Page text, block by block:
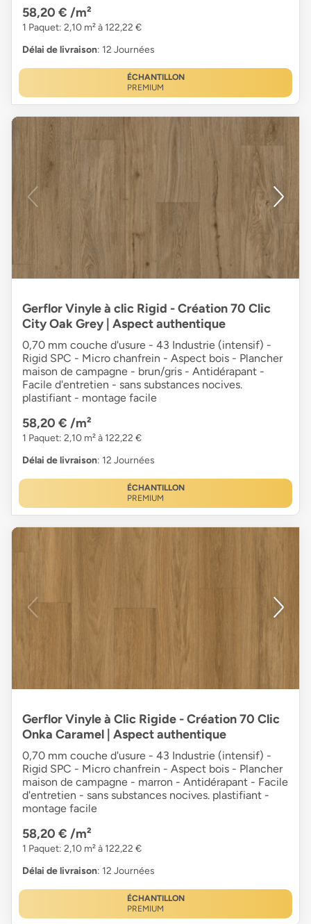
58,20 € /m²
1 Paquet: 2,10 m² à 122,22 €
Délai de livraison: 12 Journées
ÉCHANTILLON
PREMIUM
Gerflor Vinyle à clic Rigid - Création 70 Clic
City Oak Grey | Aspect authentique
0,70 mm couche d'usure - 43 Industrie (intensif) -
Rigid SPC - Micro chanfrein - Aspect bois - Plancher
maison de campagne - brun/gris - Antidérapant -
Facile d'entretien - sans substances nocives.
plastifiant - montage facile
58,20 € /m²
1 Paquet: 2,10 m² à 122,22 €
Délai de livraison: 12 Journées
ÉCHANTILLON
PREMIUM
Gerflor Vinyle à Clic Rigide - Création 70 Clic
Onka Caramel | Aspect authentique
0,70 mm couche d'usure - 43 Industrie (intensif) -
Rigid SPC - Micro chanfrein - Aspect bois - Plancher
maison de campagne - marron - Antidérapant - Facile
d'entretien - sans substances nocives. plastifiant -
montage facile
58,20 € /m²
1 Paquet: 2,10 m² à 122,22 €
Délai de livraison: 12 Journées
ÉCHANTILLON
PREMIUM